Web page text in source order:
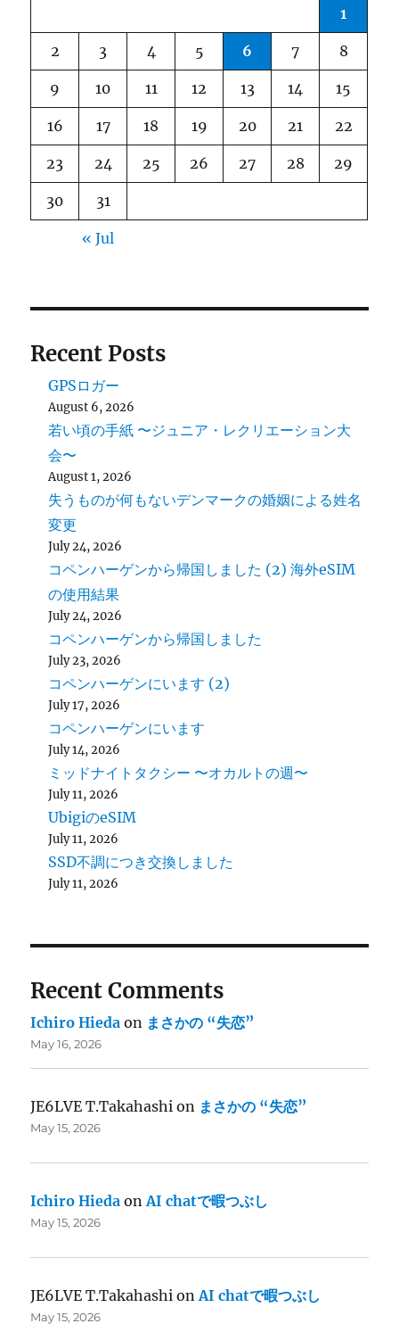
1
2 3 4 5 6 7 8
9 10 11 12 13 14 15
16 17 18 19 20 21 22
23 24 25 26 27 28 29
30 31
« Jul
Recent Posts
GPSロガー
August 6, 2026
若い頃の手紙 〜ジュニア・レクリエーション大
会〜
August 1, 2026
失うものが何もないデンマークの婚姻による姓名
変更
July 24, 2026
コペンハーゲンから帰国しました (2) 海外eSIM
の使用結果
July 24, 2026
コペンハーゲンから帰国しました
July 23, 2026
コペンハーゲンにいます (2)
July 17, 2026
コペンハーゲンにいます
July 14, 2026
ミッドナイトタクシー 〜オカルトの週〜
July 11, 2026
UbigiのeSIM
July 11, 2026
SSD不調につき交換しました
July 11, 2026
Recent Comments
Ichiro Hieda on まさかの “失恋”
May 16, 2026
JE6LVE T.Takahashi on まさかの “失恋”
May 15, 2026
Ichiro Hieda onAI chatで暇つぶし
May 15, 2026
JE6LVE T.Takahashi onAI chatで暇つぶし
May 15, 2026